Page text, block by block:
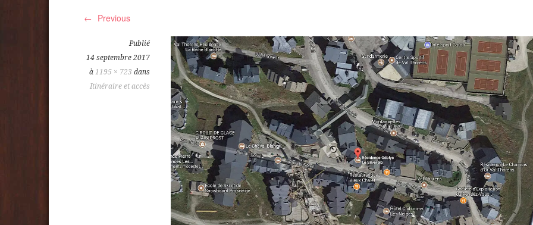
Previous
Publié
14 septembre 2017
à 1195 × 723 dans
Itinéraire et accès